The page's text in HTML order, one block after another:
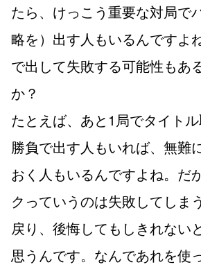
たら、けっこう重要な対局で
略を）出す人もいるんですよ
で出して失敗する可能性もあ
か？
たとえば、あと1局でタイト
勝負で出す人もいれば、無難
おく人もいるんですよね。だ
クっていうのは失敗してしま
戻り、後悔してもしきれない
思うんです。なんであれを使